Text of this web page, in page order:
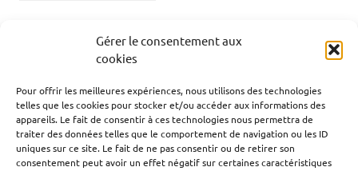
Gérer le consentement aux
cookies
Pour offrir les meilleures expériences, nous utilisons des technologies
telles que les cookies pour stocker et/ou accéder aux informations des
appareils. Le fait de consentir à ces technologies nous permettra de
traiter des données telles que le comportement de navigation ou les ID
uniques sur ce site. Le fait de ne pas consentir ou de retirer son
consentement peut avoir un effet négatif sur certaines caractéristiques
GDF se tournent vers la geothermie en 2026 ?
Enercoop et géothermie : est-ce vraiment
compatible pour chauffer sa maison de façon
responsable ?
Ekwateur et pompe à chaleur le duo gagnant pour
réduire vraiment sa facture de chauffage
EJP : comprendre cette option tarifaire pour mieux